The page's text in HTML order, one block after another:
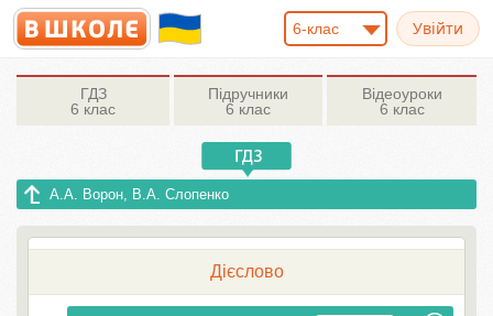
6-клас
ГДЗ
6 клас
Підручники
6 клас
Відеоуроки
6 клас
А.А. Ворон, В.А. Слопенко
Дієслово